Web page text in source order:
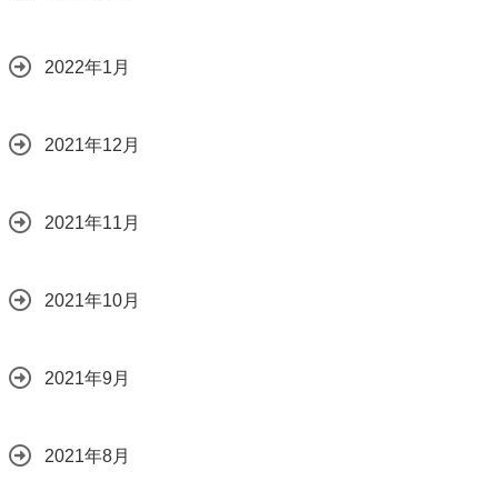
2022年1月
2021年12月
2021年11月
2021年10月
2021年9月
2021年8月